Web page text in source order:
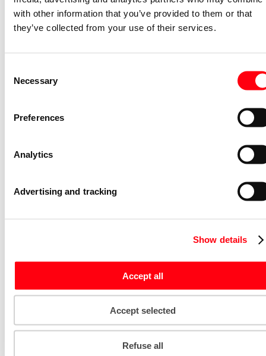
with other information that you’ve provided to them or that
they’ve collected from your use of their services.
Selection
Necessary
Preferences
Analytics
Advertising and tracking
Show details
Accept all
Accept selected
Refuse all
schakelmateriaal Art linear tussenring
klapdeksel SI-B art-matzwart
2518-WD-45M
Afdekraam schakelmateriaal Balance
tussenring klapdeksel SI-B alpinwit
Onderdeel/centraalplaat
klapdeksel SI-B art-wit
2518-WD-44G
Busaankoppeling bussysteem KNX KNX
sensor basis BA 1/2v ocean
2CKA006133A0224
Niet voorraadhoudend - Courant
Afdekraam schakelmateriaal Balance
afdekraam 5v SI-B-alpinwit